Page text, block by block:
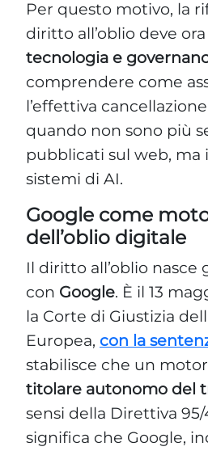
Per questo motivo, la
diritto all’oblio deve
tecnologia e
comprendere come
l’effettiva
quando non sono più
pubblicati sul web, ma
sistemi di AI.
Google come
dell’oblio digitale
Il diritto all’oblio
con Google. È il 13
la Corte di Giustizia
Europea, con la
stabilisce che un
titolare autonomo del
sensi della Direttiva 95/
significa che Google,